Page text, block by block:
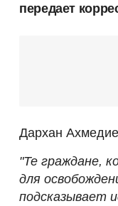
передает
Дархан
"Те граждане,
для
подсказывает